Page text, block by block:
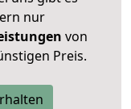
nur
von
Preis.